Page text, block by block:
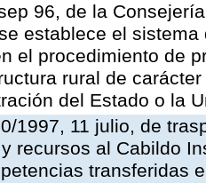
96, de la
establece el
el procedimiento de
rural de
del Estado o la
1997, 11 julio, de
recursos al Cabildo
transferidas